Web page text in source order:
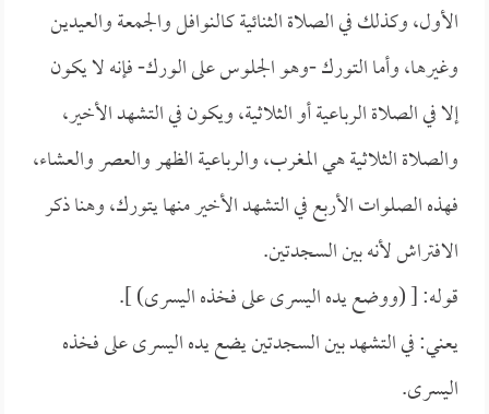
الأول، وكذلك في الصلاة الثنائية كالنوافل والجمعة والعيدين
وغيرها، وأما التورك -وهو الجلوس على الورك- فإنه لا يكون
إلا في الصلاة الرباعية أو الثلاثية، ويكون في التشهد الأخير،
والصلاة الثلاثية هي المغرب، والرباعية الظهر والعصر والعشاء،
فهذه الصلوات الأربع في التشهد الأخير منها يتورك، وهنا ذكر
الافتراش لأنه بين السجدتين.
قوله: [ (ووضع يده اليسرى على فخذه اليسرى) ].
يعني: في التشهد بين السجدتين يضع يده اليسرى على فخذه
اليسرى.